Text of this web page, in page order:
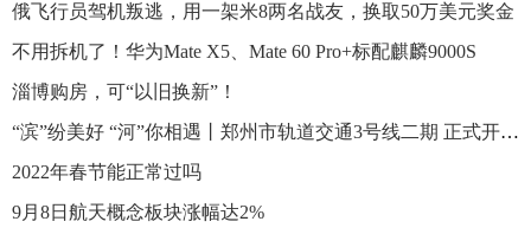
俄飞行员驾机叛逃，用一架米8两名战友，换取50万美元奖金
不用拆机了！华为Mate X5、Mate 60 Pro+标配麒麟9000S
淄博购房，可“以旧换新”！
“滨”纷美好 “河”你相遇丨郑州市轨道交通3号线二期 正式开通运营
2022年春节能正常过吗
9月8日航天概念板块涨幅达2%